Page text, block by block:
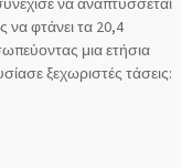
να φτάνει τα 20,4
μια ετήσια
ξεχωριστές τάσεις: